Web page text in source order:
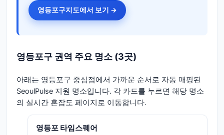
영등포구지도에서 보기 →
영등포구 권역 주요 명소 (3곳)
아래는 영등포구 중심점에서 가까운 순서로 자동 매핑된
SeoulPulse 지원 명소입니다. 각 카드를 누르면 해당 명소
의 실시간 혼잡도 페이지로 이동합니다.
영등포 타임스퀘어